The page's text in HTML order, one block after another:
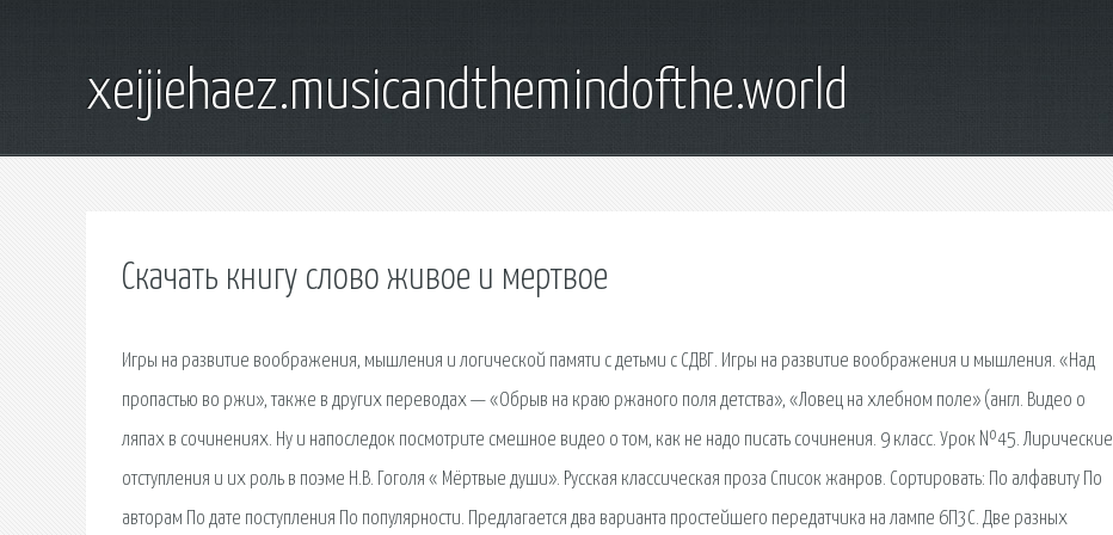
xeijiehaez.musicandthemindofthe.world
Скачать книгу слово живое и мертвое
Игры на развитие воображения, мышления и логической памяти с детьми с СДВГ. Игры на развитие воображения и мышления. «Над
пропастью во ржи», также в других переводах — «Обрыв на краю ржаного поля детства», «Ловец на хлебном поле» (англ. Видео о
ляпах в сочинениях. Ну и напоследок посмотрите смешное видео о том, как не надо писать сочинения. 9 класс. Урок №45. Лирические
отступления и их роль в поэме Н.В. Гоголя « Мёртвые души». Русская классическая проза Список жанров. Сортировать: По алфавиту По
авторам По дате поступления По популярности. Предлагается два варианта простейшего передатчика на лампе 6П3С. Две разных